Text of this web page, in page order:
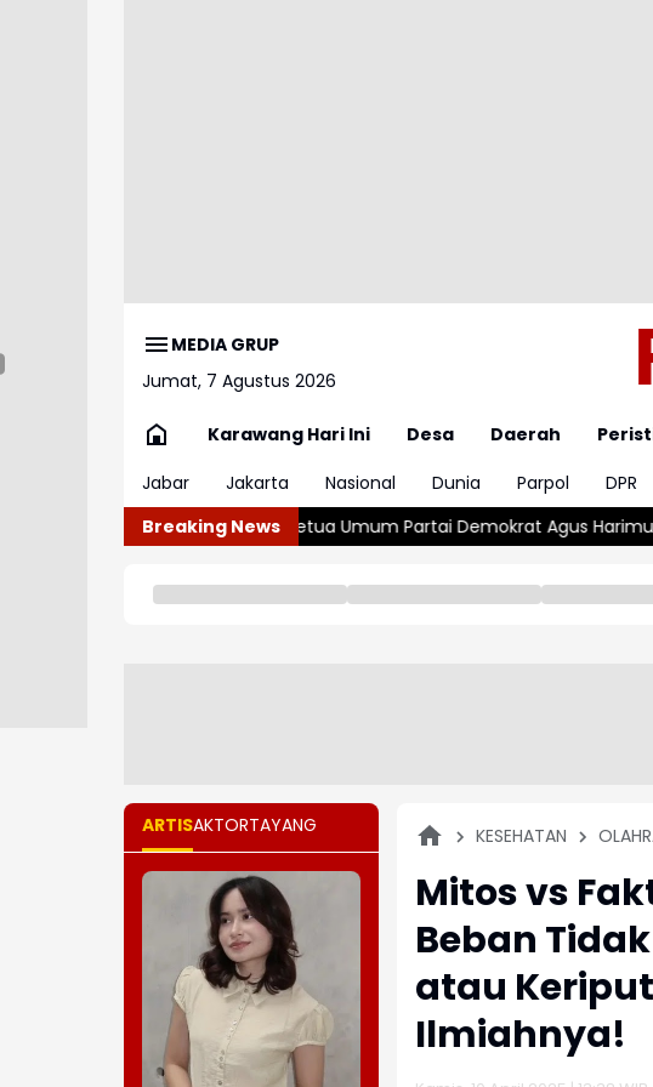
MEDIA GRUP
Jumat, 7 Agustus 2026
Karawang Hari Ini Desa Daerah
Jabar
Jakarta Nasional Dunia Parpol DPR
Breaking News
Ketua Umum Partai Demokrat Agus Harimurti Yudhoyono (AHY)
ARTISAKTORTAYANG KESEHATAN
Mitos vs
Beban
atau
Ilmiahnya!